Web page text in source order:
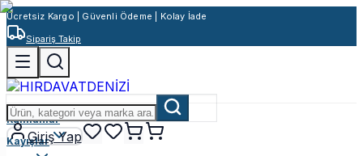
Ücretsiz Kargo | Güvenli Ödeme | Kolay İade
Sipariş Takip
Giriş Yap
Rulmanlar
Kayışlar